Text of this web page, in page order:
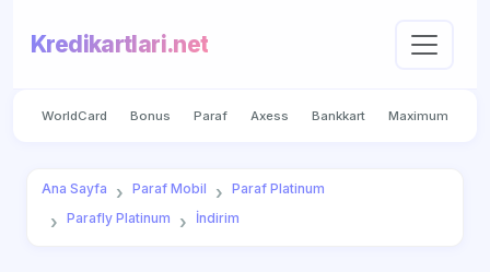
Kredikartlari.net
WorldCard Bonus Paraf Axess Bankkart Maximum
Ana Sayfa Paraf Mobil
Paraf Platinum
Parafly Platinum
İndirim